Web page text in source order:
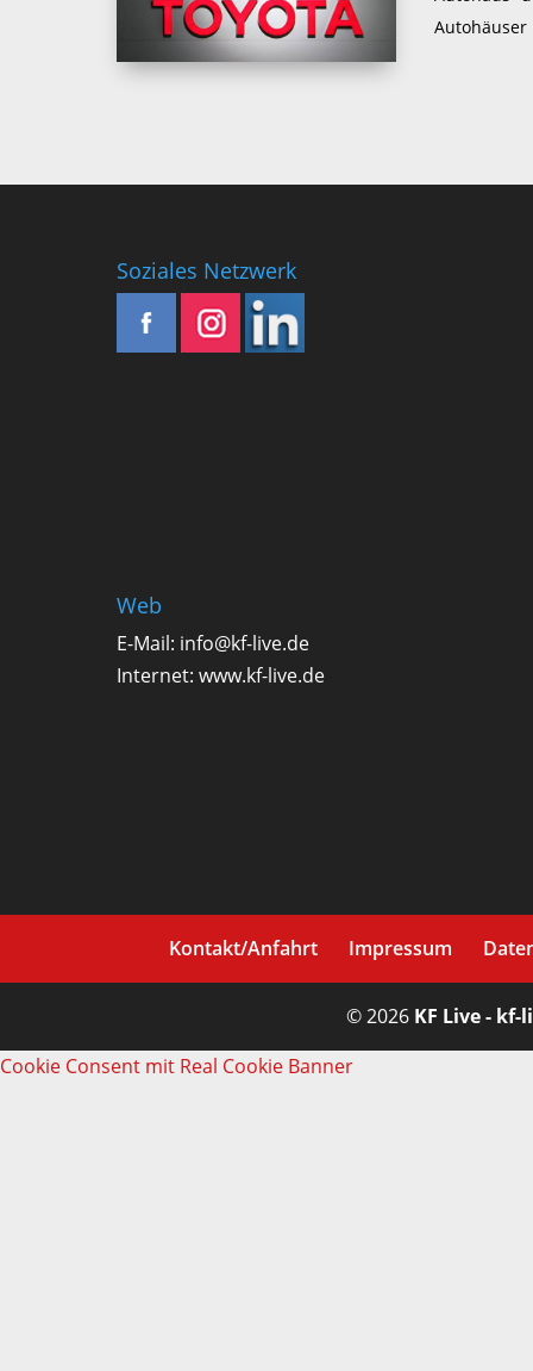
Autohäuser
Soziales Netzwerk
Web
E-Mail: info@kf-live.de
Internet: www.kf-live.de
Kontakt/Anfahrt Impressum
© 2026 KF Live - kf-
Cookie Consent mit Real Cookie Banner